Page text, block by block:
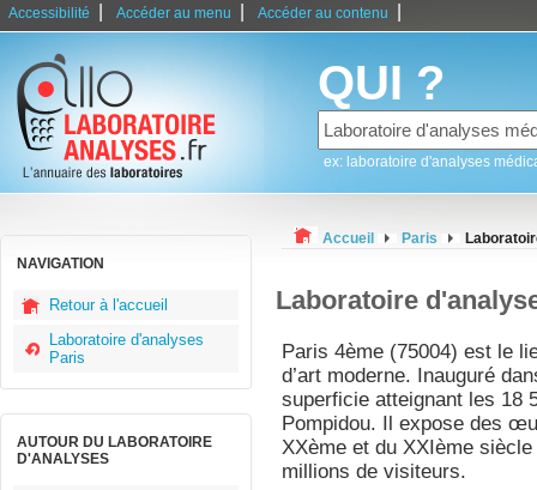
Accessibilité Accéder au menu Accéder au contenu
QUI ?
ex: laboratoire d'analyses
NAVIGATION
Retour à l'accueil
Laboratoire d'analyses
Paris
AUTOUR DU LABORATOIRE
D'ANALYSES
Accueil Paris
Laboratoire
Paris 4ème (75004) est le
d’art moderne. Inauguré
superficie atteignant les 18
Pompidou. Il expose des
XXème et du XXIème
millions de visiteurs.